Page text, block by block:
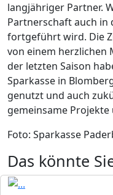
langjähriger Partner.
Partnerschaft auch in
fortgeführt wird. Die
von einem herzlichen
der letzten Saison
Sparkasse in
genutzt und auch
gemeinsame
Foto: Sparkasse
Das könnte